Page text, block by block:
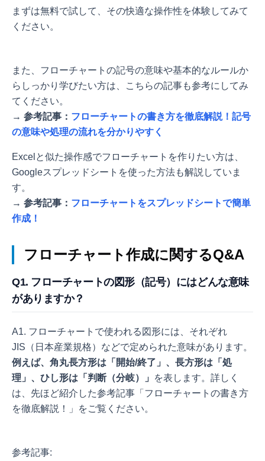
まずは無料で試して、その快適な操作性を体験してみて
ください。
また、フローチャートの記号の意味や基本的なルールか
らしっかり学びたい方は、こちらの記事も参考にしてみ
てください。
→ 参考記事： フローチャートの書き方を徹底解説！記号
の意味や処理の流れを分かりやすく
Excelと似た操作感でフローチャートを作りたい方は、
Googleスプレッドシートを使った方法も解説していま
す。
→ 参考記事： フローチャートをスプレッドシートで簡単
作成！
フローチャート作成に関するQ&A
Q1. フローチャートの図形（記号）にはどんな意味
がありますか？
A1. フローチャートで使われる図形には、それぞれ
JIS（日本産業規格）などで定められた意味があります。
例えば、角丸長方形は「開始/終了」、長方形は「処
理」、ひし形は「判断（分岐）」
を表します。詳しく
は、先ほど紹介した参考記事「フローチャートの書き方
を徹底解説！」をご覧ください。
参考記事: